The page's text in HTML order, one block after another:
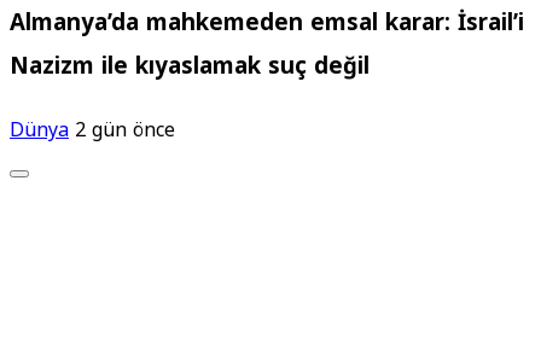
Almanya’da mahkemeden emsal karar: İsrail’i
Nazizm ile kıyaslamak suç değil
Dünya2 gün önce